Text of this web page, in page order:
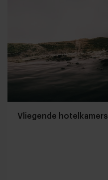
Vliegende hotelkamers